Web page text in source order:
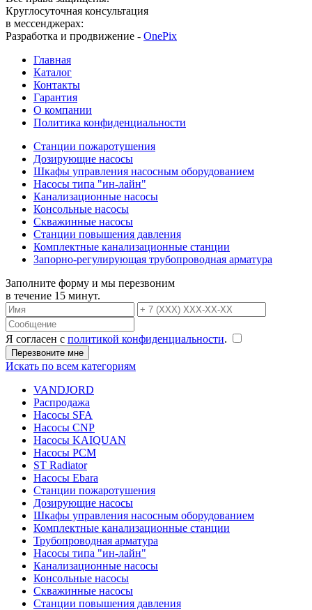
Круглосуточная консультация
в мессенджерах:
Разработка и продвижение - OnePix
Главная
Каталог
Контакты
Гарантия
О компании
Политика конфиденциальности
Станции пожаротушения
Дозирующие насосы
Шкафы управления насосным оборудованием
Насосы типа "ин-лайн"
Канализационные насосы
Консольные насосы
Скважинные насосы
Станции повышения давления
Комплектные канализационные станции
Запорно-регулирующая трубопроводная арматура
Заполните форму и мы перезвоним
в течение 15 минут.
Я согласен с политикой конфиденциальности.
Искать по всем категориям
VANDJORD
Распродажа
Насосы SFA
Насосы CNP
Насосы KAIQUAN
Насосы PCM
ST Radiator
Насосы Ebara
Станции пожаротушения
Дозирующие насосы
Шкафы управления насосным оборудованием
Комплектные канализационные станции
Трубопроводная арматура
Насосы типа "ин-лайн"
Канализационные насосы
Консольные насосы
Скважинные насосы
Станции повышения давления